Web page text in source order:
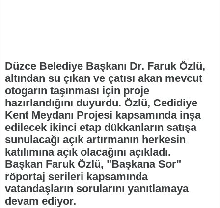
Düzce Belediye Başkanı Dr. Faruk Özlü,
altından su çıkan ve çatısı akan mevcut
otogarın taşınması için proje
hazırlandığını duyurdu. Özlü, Cedidiye
Kent Meydanı Projesi kapsamında inşa
edilecek ikinci etap dükkanların satışa
sunulacağı açık artırmanın herkesin
katılımına açık olacağını açıkladı.
Başkan Faruk Özlü, "Başkana Sor"
röportaj serileri kapsamında
vatandaşların sorularını yanıtlamaya
devam ediyor.